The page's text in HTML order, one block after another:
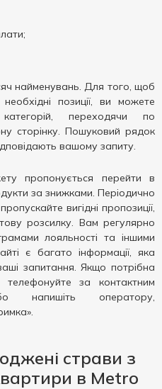
найменувань. Для того, щоб
позиції, ви можете
переходячи по
сторінку. Пошуковий рядок
вашому запиту.
пропонується перейти в
за знижками. Періодично
вигідні пропозиції,
розсилку. Вам регулярно
лояльності та іншими
є багато інформації, яка
запитання. Якщо потрібна
телефонуйте за контактним
напишіть оператору,
страви з
в Metro